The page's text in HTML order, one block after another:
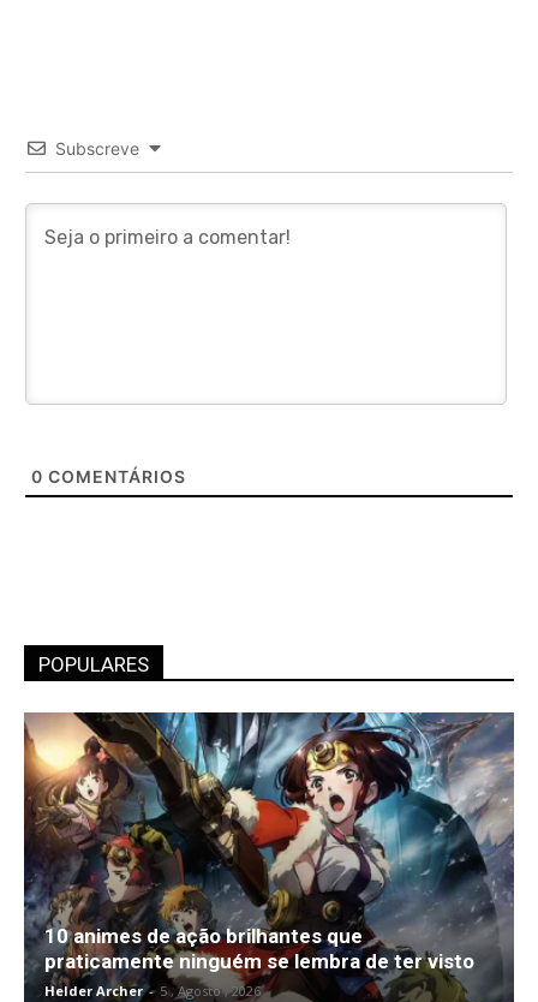
Subscreve
0 COMENTÁRIOS
POPULARES
10 animes de ação brilhantes que
praticamente ninguém se lembra de ter visto
Helder Archer - 5 , Agosto , 2026